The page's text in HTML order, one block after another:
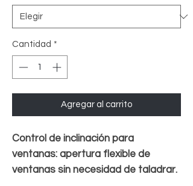
Cantidad *
Agregar al carrito
Control de inclinación para
ventanas: apertura flexible de
ventanas sin necesidad de taladrar.